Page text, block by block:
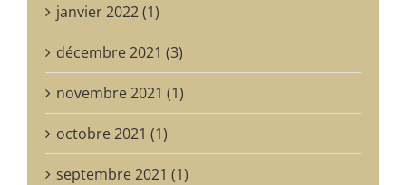
janvier 2022 (1)
décembre 2021 (3)
novembre 2021 (1)
octobre 2021 (1)
septembre 2021 (1)